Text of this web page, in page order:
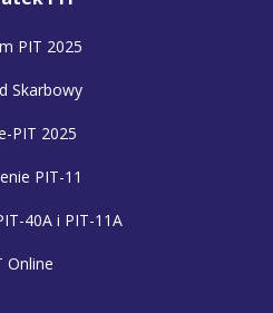
PIT 2025
Skarbowy
PIT 2025
PIT-11
40A i PIT-11A
Online